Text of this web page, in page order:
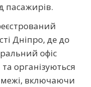
пасажирів.
Дніпро, де до
офіс
організуються
межі, включаючи